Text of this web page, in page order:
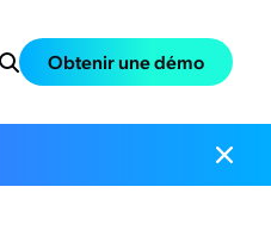
Obtenir une démo